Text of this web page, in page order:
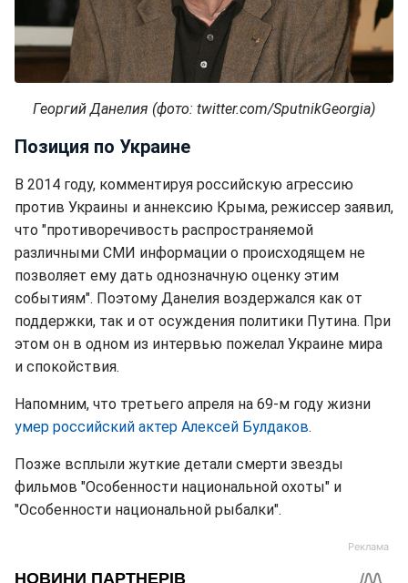
Георгий Данелия (фото: twitter.com/SputnikGeorgia)
Позиция по Украине
В 2014 году, комментируя российскую агрессию
против Украины и аннексию Крыма, режиссер заявил,
что "противоречивость распространяемой
различными СМИ информации о происходящем не
позволяет ему дать однозначную оценку этим
событиям". Поэтому Данелия воздержался как от
поддержки, так и от осуждения политики Путина. При
этом он в одном из интервью пожелал Украине мира
и спокойствия.
Напомним, что третьего апреля на 69-м году жизни
умер российский актер Алексей Булдаков.
Позже всплыли жуткие детали смерти звезды
фильмов "Особенности национальной охоты" и
"Особенности национальной рыбалки".